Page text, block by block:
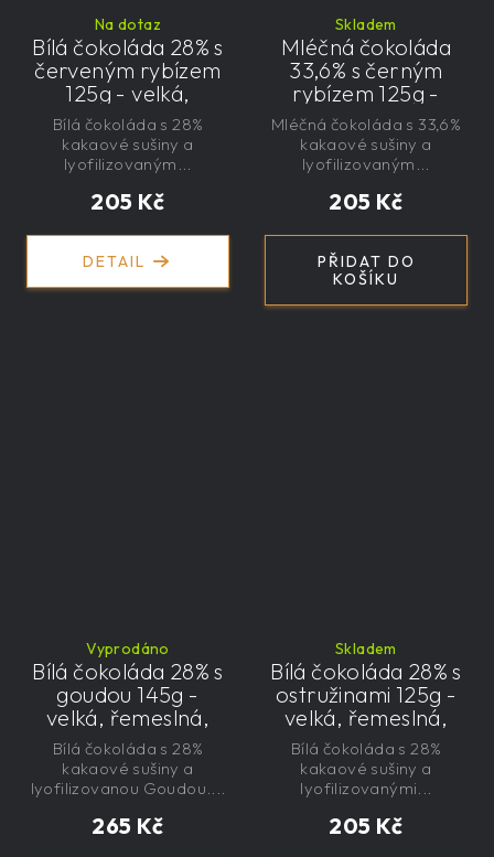
Na dotaz
Bílá čokoláda 28% s
červeným rybízem
125g - velká,
řemeslná,
exkluzivní, dárková
205 Kč
DETAIL
Bílá čokoláda s 28%
kakaové sušiny a
lyofilizovaným...
Skladem
Mléčná čokoláda
33,6% s černým
rybízem 125g -
velká, řemeslná,
exkluzivní, dárková
205 Kč
PŘIDAT DO
KOŠÍKU
Mléčná čokoláda s 33,6%
kakaové sušiny a
lyofilizovaným...
Vyprodáno
Bílá čokoláda 28% s
goudou 145g -
velká, řemeslná,
exkluzivní, dárková
265 Kč
Bílá čokoláda s 28%
kakaové sušiny a
lyofilizovanou Goudou....
Skladem
Bílá čokoláda 28% s
ostružinami 125g -
velká, řemeslná,
exkluzivní, dárková
205 Kč
Bílá čokoláda s 28%
kakaové sušiny a
lyofilizovanými...